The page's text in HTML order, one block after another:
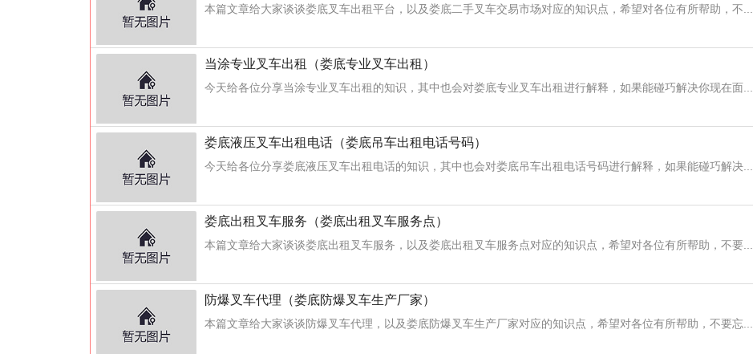
本篇文章给大家谈谈娄底叉车出租平台，以及娄底二手叉车交易市场对应的知识点，希望对各位有所帮助，不...
当涂专业叉车出租（娄底专业叉车出租）
今天给各位分享当涂专业叉车出租的知识，其中也会对娄底专业叉车出租进行解释，如果能碰巧解决你现在面...
娄底液压叉车出租电话（娄底吊车出租电话号码）
今天给各位分享娄底液压叉车出租电话的知识，其中也会对娄底吊车出租电话号码进行解释，如果能碰巧解决...
娄底出租叉车服务（娄底出租叉车服务点）
本篇文章给大家谈谈娄底出租叉车服务，以及娄底出租叉车服务点对应的知识点，希望对各位有所帮助，不要...
防爆叉车代理（娄底防爆叉车生产厂家）
本篇文章给大家谈谈防爆叉车代理，以及娄底防爆叉车生产厂家对应的知识点，希望对各位有所帮助，不要忘...